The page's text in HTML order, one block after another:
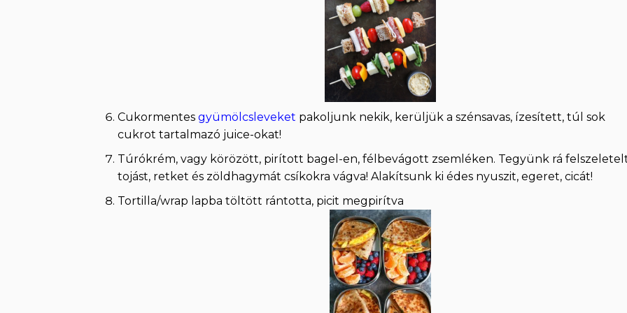
Cukormentes gyümölcsleveket pakoljunk nekik, kerüljük a szénsavas, ízesített, túl sok
cukrot tartalmazó juice-okat!
Túrókrém, vagy körözött, pirított bagel-en, félbevágott zsemléken. Tegyünk rá
tojást, retket és zöldhagymát csíkokra vágva! Alakítsunk ki édes nyuszit, egeret, cicát!
Tortilla/wrap lapba töltött rántotta, picit megpirítva